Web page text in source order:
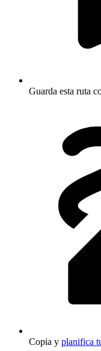
Guarda esta ruta
Copia y planifica